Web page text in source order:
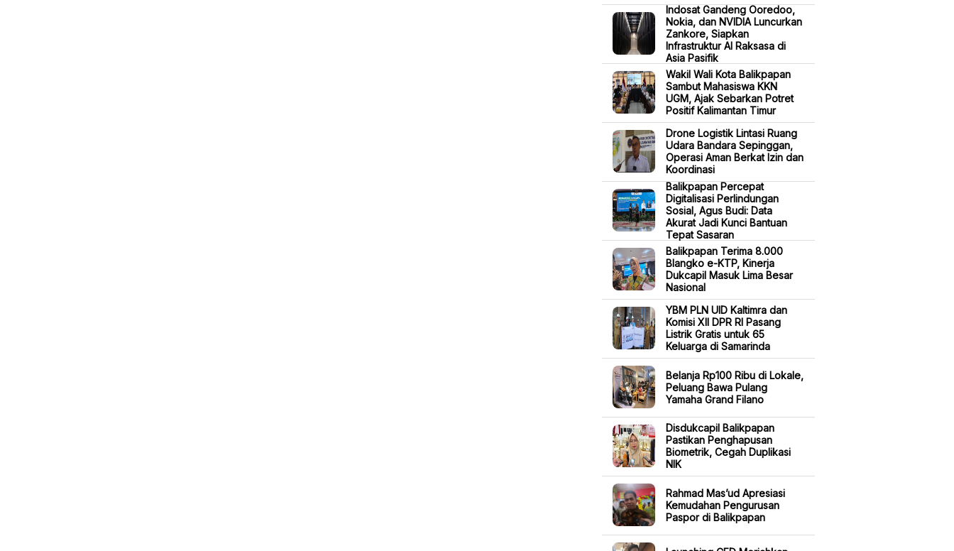
Indosat Gandeng Ooredoo,
Nokia, dan NVIDIA Luncurkan
Zankore, Siapkan
Infrastruktur AI Raksasa di
Asia Pasifik
Wakil Wali Kota Balikpapan
Sambut Mahasiswa KKN
UGM, Ajak Sebarkan Potret
Positif Kalimantan Timur
Drone Logistik Lintasi Ruang
Udara Bandara Sepinggan,
Operasi Aman Berkat Izin dan
Koordinasi
Balikpapan Percepat
Digitalisasi Perlindungan
Sosial, Agus Budi: Data
Akurat Jadi Kunci Bantuan
Tepat Sasaran
Balikpapan Terima 8.000
Blangko e-KTP, Kinerja
Dukcapil Masuk Lima Besar
Nasional
YBM PLN UID Kaltimra dan
Komisi XII DPR RI Pasang
Listrik Gratis untuk 65
Keluarga di Samarinda
Belanja Rp100 Ribu di Lokale,
Peluang Bawa Pulang
Yamaha Grand Filano
Disdukcapil Balikpapan
Pastikan Penghapusan
Biometrik, Cegah Duplikasi
NIK
Rahmad Mas’ud Apresiasi
Kemudahan Pengurusan
Paspor di Balikpapan